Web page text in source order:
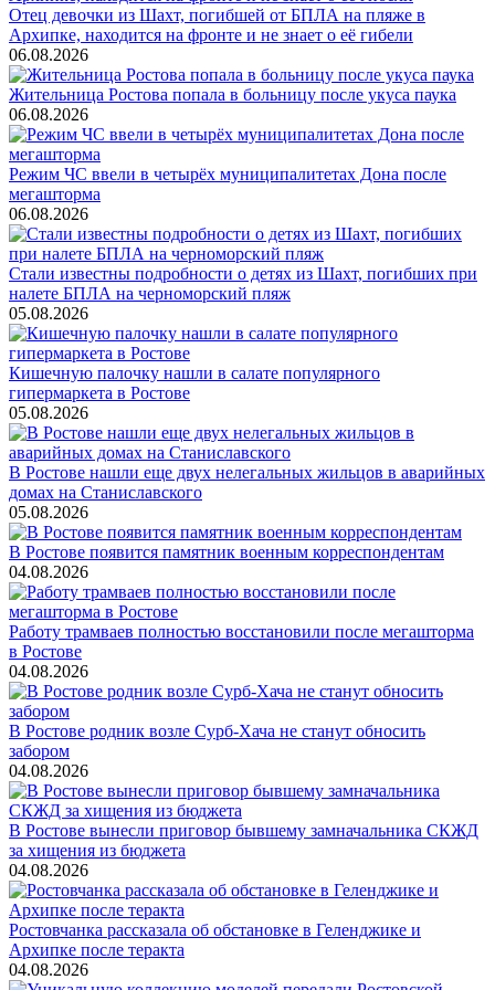
Отец девочки из Шахт, погибшей от БПЛА на пляже в
Архипке, находится на фронте и не знает о её гибели
06.08.2026
Жительница Ростова попала в больницу после укуса паука
06.08.2026
Режим ЧС ввели в четырёх муниципалитетах Дона после
мегашторма
06.08.2026
Стали известны подробности о детях из Шахт, погибших при
налете БПЛА на черноморский пляж
05.08.2026
Кишечную палочку нашли в салате популярного
гипермаркета в Ростове
05.08.2026
В Ростове нашли еще двух нелегальных жильцов в аварийных
домах на Станиславского
05.08.2026
В Ростове появится памятник военным корреспондентам
04.08.2026
Работу трамваев полностью восстановили после мегашторма
в Ростове
04.08.2026
В Ростове родник возле Сурб-Хача не станут обносить
забором
04.08.2026
В Ростове вынесли приговор бывшему замначальника СКЖД
за хищения из бюджета
04.08.2026
Ростовчанка рассказала об обстановке в Геленджике и
Архипке после теракта
04.08.2026